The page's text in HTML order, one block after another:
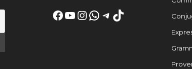
Facebook
YouTube
Instagram
WhatsApp
Telegram
TikTok